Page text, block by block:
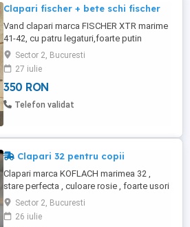
Clapari fischer + bete schi fischer
Vand clapari marca FISCHER XTR marime
41-42, cu patru legaturi,foarte putin
utilizati, bine intretinuti, burete interior
foarte curat. Pretul este 290 lei. + Bete schi
FISCHER carbon 125cm - pret 60lei.
Sector 2, Bucuresti
27 iulie
350 RON
Telefon validat
Clapari 32 pentru copii
Clapari marca KOFLACH marimea 32 ,
stare perfecta , culoare rosie , foarte usori
.
Sector 2, Bucuresti
26 iulie